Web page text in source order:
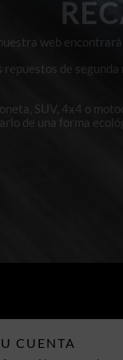
web
repuestos de
SUV, 4x4 o
de una forma
CUENTA